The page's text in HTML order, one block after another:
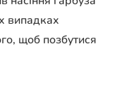
випадках
щоб позбутися